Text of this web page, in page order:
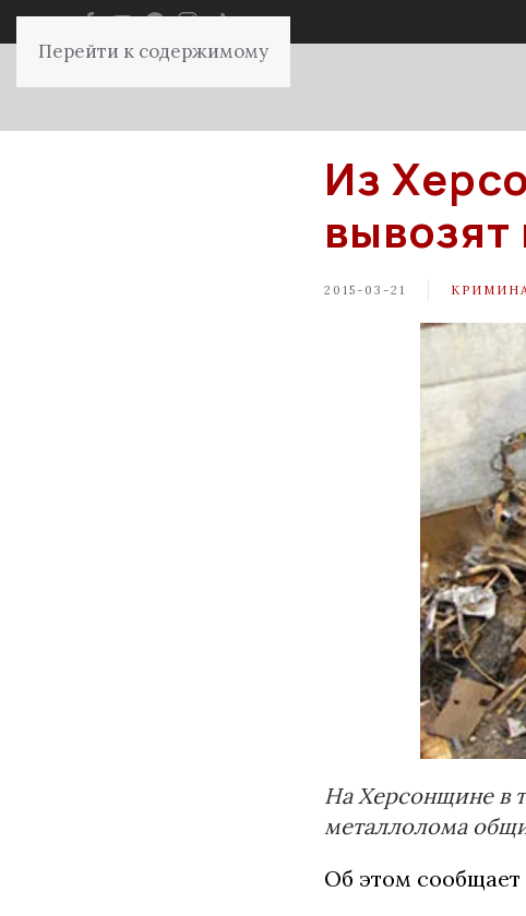
Перейти к содержимому
Из
2015-03-21
На Херсонщине в
металлолома
Об этом